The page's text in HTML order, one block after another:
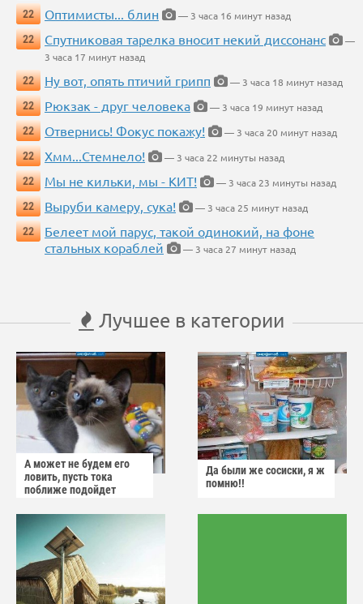
22
Оптимисты... блин
— 3 часа 16 минут назад
22
Спутниковая тарелка вносит некий диссонанс
—
3 часа 17 минут назад
22
Ну вот, опять птичий грипп
— 3 часа 18 минут назад
22
Рюкзак - друг человека
— 3 часа 19 минут назад
22
Отвернись! Фокус покажу!
— 3 часа 20 минут назад
22
Хмм...Стемнело!
— 3 часа 22 минуты назад
22
Мы не кильки, мы - КИТ!
— 3 часа 23 минуты назад
22
Выруби камеру, сука!
— 3 часа 25 минут назад
22
Белеет мой парус, такой одинокий, на фоне
стальных кораблей
— 3 часа 27 минут назад
Лучшее в категории
А может не будем его
ловить, пусть тока
поближе подойдет
Да были же сосиски, я ж
помню!!